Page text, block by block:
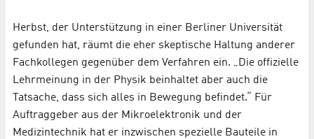
Herbst, der Unterstützung in einer Berliner Universität
gefunden hat, räumt die eher skeptische Haltung anderer
Fachkollegen gegenüber dem Verfahren ein. „Die offizielle
Lehrmeinung in der Physik beinhaltet aber auch die
Tatsache, dass sich alles in Bewegung befindet.“ Für
Auftraggeber aus der Mikroelektronik und der
Medizintechnik hat er inzwischen spezielle Bauteile in